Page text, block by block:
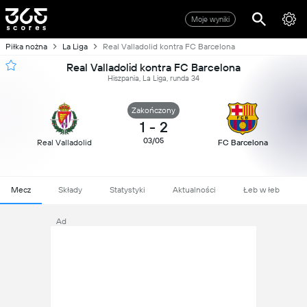
Moje wyniki
Piłka nożna La Liga Real Valladolid kontra FC Barcelona
Real Valladolid kontra FC Barcelona
Hiszpania, La Liga, runda 34
Real Valladolid
Zakończony
1 - 2
03/05 FC Barcelona
Mecz Składy Statystyki Aktualności Łeb w łeb
Ad